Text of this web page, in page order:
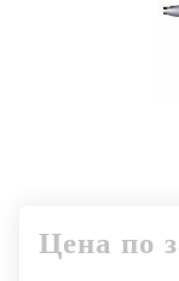
Цена по